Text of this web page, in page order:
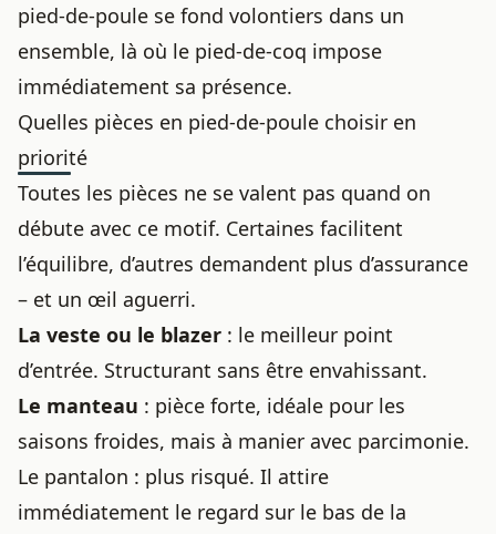
pied-de-poule se fond volontiers dans un
ensemble, là où le pied-de-coq impose
immédiatement sa présence.
Quelles pièces en pied-de-poule choisir en
priorité
Toutes les pièces ne se valent pas quand on
débute avec ce motif. Certaines facilitent
l’équilibre, d’autres demandent plus d’assurance
– et un œil aguerri.
La veste ou le blazer : le meilleur point
d’entrée. Structurant sans être envahissant.
Le manteau : pièce forte, idéale pour les
saisons froides, mais à manier avec parcimonie.
Le pantalon : plus risqué. Il attire
immédiatement le regard sur le bas de la